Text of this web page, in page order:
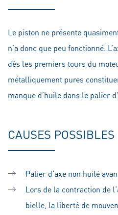
Le piston ne présente
n’a donc que peu fonctionné.
dès les premiers tours du
métalliquement pures
manque d’huile dans le palier
CAUSES POSSIBLES
Palier d‘axe non huilé
Lors de la contraction de
bielle, la liberté de